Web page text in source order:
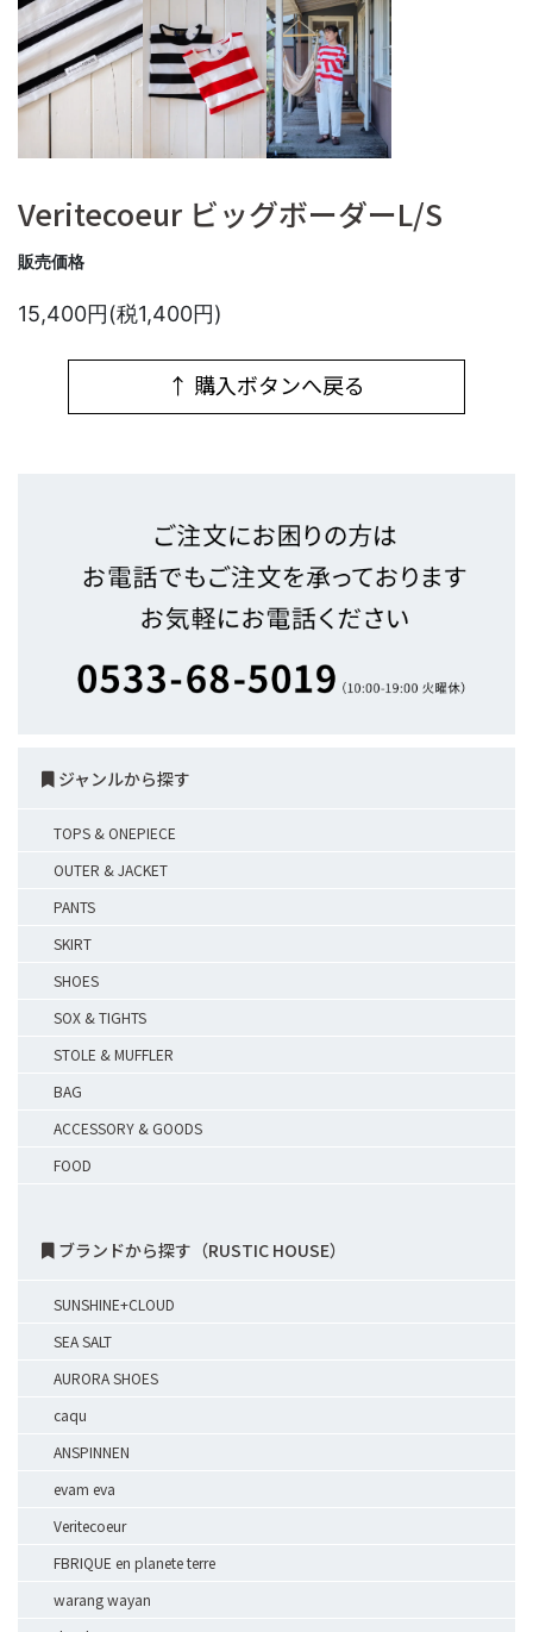
Veritecoeur ビッグボーダーL/S
販売価格
15,400円(税1,400円)
↑ 購入ボタンへ戻る
ジャンルから探す
TOPS & ONEPIECE
OUTER & JACKET
PANTS
SKIRT
SHOES
SOX & TIGHTS
STOLE & MUFFLER
BAG
ACCESSORY & GOODS
FOOD
ブランドから探す（RUSTIC HOUSE）
SUNSHINE+CLOUD
SEA SALT
AURORA SHOES
caqu
ANSPINNEN
evam eva
Veritecoeur
FBRIQUE en planete terre
warang wayan